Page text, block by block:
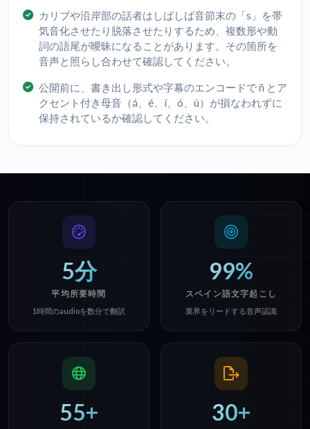
カリブや沿岸部の話者はしばしば音節末の「s」を帯
気音化させたり脱落させたりするため、複数形や動
詞の語尾が曖昧になることがあります。その箇所を
音声と照らし合わせて確認してください。
公開前に、書き出し形式や字幕のエンコードで ñ とア
クセント付き母音（á、é、í、ó、ú）が損なわれずに
保持されているか確認してください。
5分
平均所要時間
1時間のaudioを数分で翻訳
99%
スペイン語文字起こし
業界をリードする音声認識
55+ 30+